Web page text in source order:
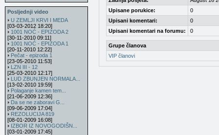
Posljednji video
U ZEMLJI KRVI I MEDA
[03-03-2012 18:20]
1001 NOĆ - EPIZODA 2
[30-11-2010 09:11]
1001 NOĆ - EPIZODA 1
[20-11-2010 12:22]
Pečat - epizoda 1
[23-05-2010 11:53]
LZN III - 12
[25-03-2010 12:17]
LUD ZBUNJEN NORMALA...
[13-02-2010 19:59]
Polaganje kamen tem...
[21-06-2009 12:36]
Da se ne zaboravi G...
[09-06-2009 17:04]
REZOLUCIJA 819
[08-01-2009 16:08]
IZBOR IZ NOVOGODIŠN...
[03-01-2009 17:45]
Upisane porukice:
0
Upisani komentari:
0
Upisani komentari na forumu:
0
Grupe članova
VIP članovi